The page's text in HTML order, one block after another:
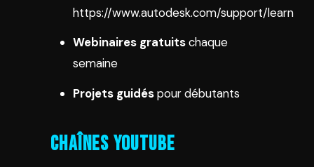
https://www.autodesk.com/support/learn
Webinaires gratuitschaque
semaine
Projets guidéspour débutants
Chaînes YouTube